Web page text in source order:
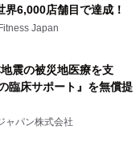
界6,000店舗目で達成！
Japan
震の被災地医療を支
床サポート』を無償提
ャパン株式会社